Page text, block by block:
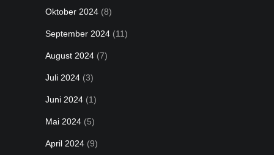
Oktober 2024 (8)
September 2024 (11)
August 2024 (7)
Juli 2024 (3)
Juni 2024 (1)
Mai 2024 (5)
April 2024 (9)